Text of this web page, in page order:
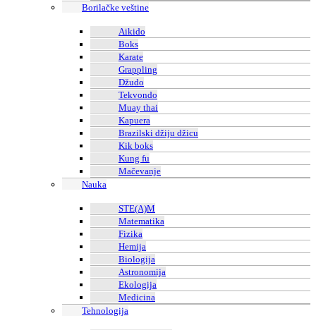
Borilačke veštine
Aikido
Boks
Karate
Grappling
Džudo
Tekvondo
Muay thai
Kapuera
Brazilski džiju džicu
Kik boks
Kung fu
Mačevanje
Nauka
STE(A)M
Matematika
Fizika
Hemija
Biologija
Astronomija
Ekologija
Medicina
Tehnologija